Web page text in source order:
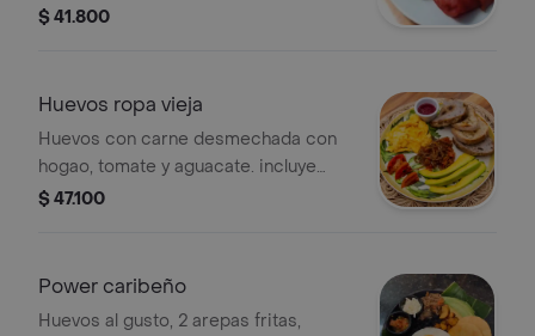
holandesa, panceta ahumada y
$ 41.800
Huevos ropa vieja
Huevos con carne desmechada con
hogao, tomate y aguacate. incluye
porción de fruta.
$ 47.100
Power caribeño
Huevos al gusto, 2 arepas fritas,